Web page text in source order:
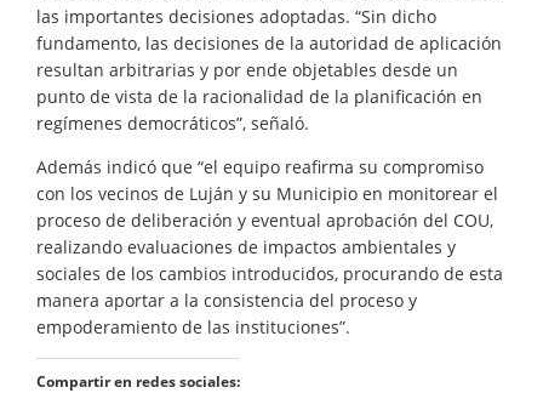
las importantes decisiones adoptadas. “Sin dicho
fundamento, las decisiones de la autoridad de aplicación
resultan arbitrarias y por ende objetables desde un
punto de vista de la racionalidad de la planificación en
regímenes democráticos”, señaló.
Además indicó que “el equipo reafirma su compromiso
con los vecinos de Luján y su Municipio en monitorear el
proceso de deliberación y eventual aprobación del COU,
realizando evaluaciones de impactos ambientales y
sociales de los cambios introducidos, procurando de esta
manera aportar a la consistencia del proceso y
empoderamiento de las instituciones”.
Compartir en redes sociales: